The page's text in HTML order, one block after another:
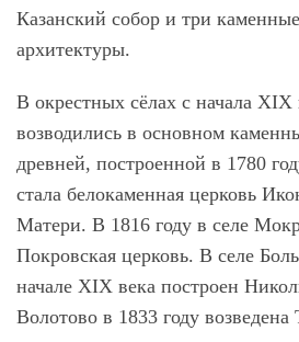
Казанский собор и три
архитектуры.
В окрестных сёлах с начала XIX
возводились в основном
древней, построенной в 1780
стала белокаменная церковь
Матери. В 1816 году в селе
Покровская церковь. В селе
начале XIX века построен
Волотово в 1833 году возведена